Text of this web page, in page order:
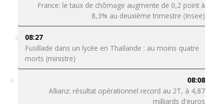
France: le taux de chômage augmente de 0,2 point à
8,3% au deuxième trimestre (Insee)
08:27
Fusillade dans un lycée en Thaïlande : au moins quatre
morts (ministre)
08:08
Allianz: résultat opérationnel record au 2T, à 4,87
milliards d'euros